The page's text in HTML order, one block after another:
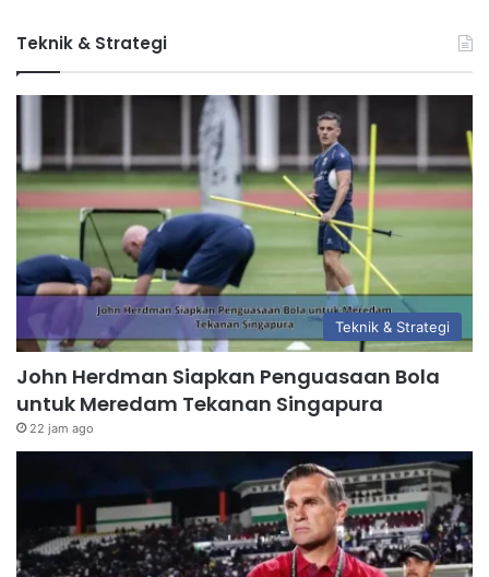
Teknik & Strategi
Teknik & Strategi
John Herdman Siapkan Penguasaan Bola
untuk Meredam Tekanan Singapura
22 jam ago